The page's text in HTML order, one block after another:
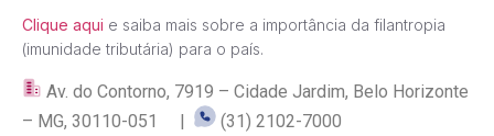
Clique aqui e saiba mais sobre a importância da filantropia
(imunidade tributária) para o país.
Av. do Contorno, 7919 – Cidade Jardim, Belo Horizonte
– MG, 30110-051 |
(31) 2102-7000